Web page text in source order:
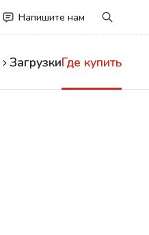
Напишите нам
ЗагрузкиГде купить